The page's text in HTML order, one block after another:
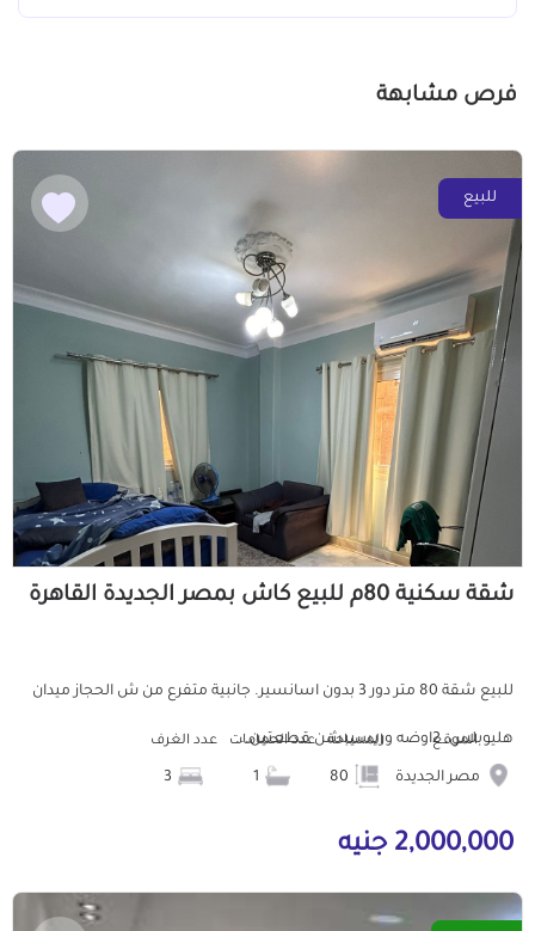
فرص مشابهة
للبيع
شقة سكنية 80م للبيع كاش بمصر الجديدة القاهرة
للبيع شقة 80 متر دور 3 بدون اسانسير. جانبية متفرع من ش الحجاز ميدان
هليوبلس. 2اوضه وريسيبشن قطعتين...
الموقع
مصر الجديدة
المساحة عدد الحمامات عدد الغرف
2,000,000 جنيه